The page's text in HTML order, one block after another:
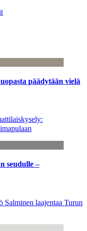
päädytään vielä
seudulle –
Salminen laajentaa Turun